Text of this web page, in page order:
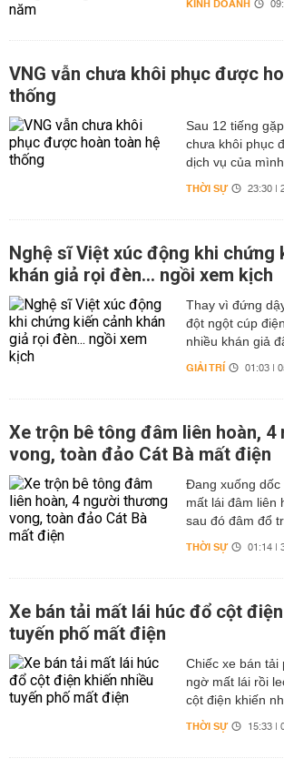
KINH DOANH
VNG vẫn chưa khôi phục được
thống
Sau 12 tiếng
chưa khôi phục
dịch vụ của
THỜI SỰ 23:30 |
Nghệ sĩ Việt xúc động khi chứng
khán giả rọi đèn... ngồi xem kịch
Thay vì đứng
đột ngột cúp
nhiều khán giả
GIẢI TRÍ 01:03 |
Xe trộn bê tông đâm liên hoàn,
vong, toàn đảo Cát Bà mất điện
Đang xuống dốc
mất lái đâm liên
sau đó đâm đổ
THỜI SỰ 01:14 |
Xe bán tải mất lái húc đổ cột
tuyến phố mất điện
Chiếc xe bán tải
ngờ mất lái rồi
cột điện khiến
THỜI SỰ 15:33 |